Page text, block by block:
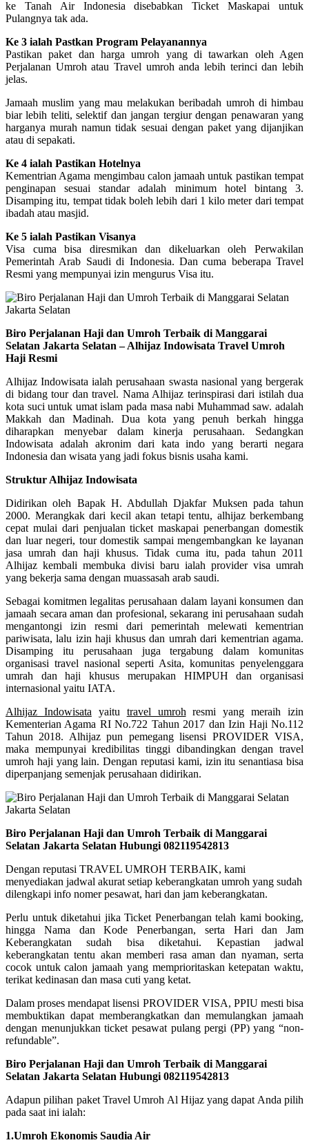
ke Tanah Air Indonesia disebabkan Ticket Maskapai untuk
Pulangnya tak ada.
Ke 3 ialah Pastkan Program Pelayanannya
Pastikan paket dan harga umroh yang di tawarkan oleh Agen
Perjalanan Umroh atau Travel umroh anda lebih terinci dan lebih
jelas.
Jamaah muslim yang mau melakukan beribadah umroh di himbau
biar lebih teliti, selektif dan jangan tergiur dengan penawaran yang
harganya murah namun tidak sesuai dengan paket yang dijanjikan
atau di sepakati.
Ke 4 ialah Pastikan Hotelnya
Kementrian Agama mengimbau calon jamaah untuk pastikan tempat
penginapan sesuai standar adalah minimum hotel bintang 3.
Disamping itu, tempat tidak boleh lebih dari 1 kilo meter dari tempat
ibadah atau masjid.
Ke 5 ialah Pastikan Visanya
Visa cuma bisa diresmikan dan dikeluarkan oleh Perwakilan
Pemerintah Arab Saudi di Indonesia. Dan cuma beberapa Travel
Resmi yang mempunyai izin mengurus Visa itu.
Biro Perjalanan Haji dan Umroh Terbaik di Manggarai
Selatan Jakarta Selatan – Alhijaz Indowisata Travel Umroh
Haji Resmi
Alhijaz Indowisata ialah perusahaan swasta nasional yang bergerak
di bidang tour dan travel. Nama Alhijaz terinspirasi dari istilah dua
kota suci untuk umat islam pada masa nabi Muhammad saw. adalah
Makkah dan Madinah. Dua kota yang penuh berkah hingga
diharapkan menyebar dalam kinerja perusahaan. Sedangkan
Indowisata adalah akronim dari kata indo yang berarti negara
Indonesia dan wisata yang jadi fokus bisnis usaha kami.
Struktur Alhijaz Indowisata
Didirikan oleh Bapak H. Abdullah Djakfar Muksen pada tahun
2000. Merangkak dari kecil akan tetapi tentu, alhijaz berkembang
cepat mulai dari penjualan ticket maskapai penerbangan domestik
dan luar negeri, tour domestik sampai mengembangkan ke layanan
jasa umrah dan haji khusus. Tidak cuma itu, pada tahun 2011
Alhijaz kembali membuka divisi baru ialah provider visa umrah
yang bekerja sama dengan muassasah arab saudi.
Sebagai komitmen legalitas perusahaan dalam layani konsumen dan
jamaah secara aman dan profesional, sekarang ini perusahaan sudah
mengantongi izin resmi dari pemerintah melewati kementrian
pariwisata, lalu izin haji khusus dan umrah dari kementrian agama.
Disamping itu perusahaan juga tergabung dalam komunitas
organisasi travel nasional seperti Asita, komunitas penyelenggara
umrah dan haji khusus merupakan HIMPUH dan organisasi
internasional yaitu IATA.
Alhijaz Indowisata yaitu travel umroh resmi yang meraih izin
Kementerian Agama RI No.722 Tahun 2017 dan Izin Haji No.112
Tahun 2018. Alhijaz pun pemegang lisensi PROVIDER VISA,
maka mempunyai kredibilitas tinggi dibandingkan dengan travel
umroh haji yang lain. Dengan reputasi kami, izin itu senantiasa bisa
diperpanjang semenjak perusahaan didirikan.
Biro Perjalanan Haji dan Umroh Terbaik di Manggarai
Selatan Jakarta Selatan Hubungi 082119542813
Dengan reputasi TRAVEL UMROH TERBAIK, kami
menyediakan jadwal akurat setiap keberangkatan umroh yang sudah
dilengkapi info nomer pesawat, hari dan jam keberangkatan.
Perlu untuk diketahui jika Ticket Penerbangan telah kami booking,
hingga Nama dan Kode Penerbangan, serta Hari dan Jam
Keberangkatan sudah bisa diketahui. Kepastian jadwal
keberangkatan tentu akan memberi rasa aman dan nyaman, serta
cocok untuk calon jamaah yang memprioritaskan ketepatan waktu,
terikat kedinasan dan masa cuti yang ketat.
Dalam proses mendapat lisensi PROVIDER VISA, PPIU mesti bisa
membuktikan dapat memberangkatkan dan memulangkan jamaah
dengan menunjukkan ticket pesawat pulang pergi (PP) yang “non-
refundable”.
Biro Perjalanan Haji dan Umroh Terbaik di Manggarai
Selatan Jakarta Selatan Hubungi 082119542813
Adapun pilihan paket Travel Umroh Al Hijaz yang dapat Anda pilih
pada saat ini ialah:
1.Umroh Ekonomis Saudia Air